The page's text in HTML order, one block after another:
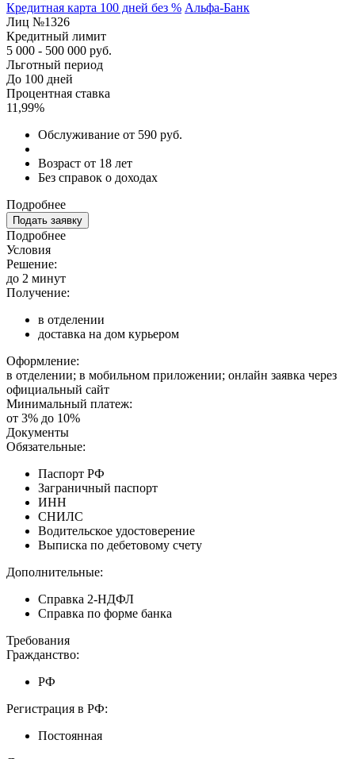
Кредитная карта 100 дней без % Альфа-Банк
Лиц №1326
Кредитный лимит
5 000 - 500 000 руб.
Льготный период
До 100 дней
Процентная ставка
11,99%
Обслуживание от 590 руб.
Возраст от 18 лет
Без справок о доходах
Подробнее
Подать заявку
Подробнее
Условия
Решение:
до 2 минут
Получение:
в отделении
доставка на дом курьером
Оформление:
в отделении; в мобильном приложении; онлайн заявка через
официальный сайт
Минимальный платеж:
от 3% до 10%
Документы
Обязательные:
Паспорт РФ
Заграничный паспорт
ИНН
СНИЛС
Водительское удостоверение
Выписка по дебетовому счету
Дополнительные:
Справка 2-НДФЛ
Справка по форме банка
Требования
Гражданство:
РФ
Регистрация в РФ:
Постоянная